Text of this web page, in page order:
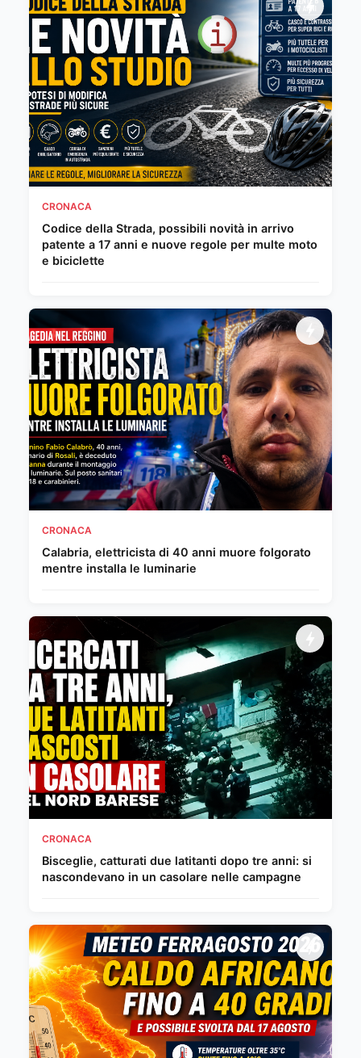
CRONACA
Codice della Strada, possibili novità in arrivo
patente a 17 anni e nuove regole per multe moto
e biciclette
CRONACA
Calabria, elettricista di 40 anni muore folgorato
mentre installa le luminarie
CRONACA
Bisceglie, catturati due latitanti dopo tre anni: si
nascondevano in un casolare nelle campagne